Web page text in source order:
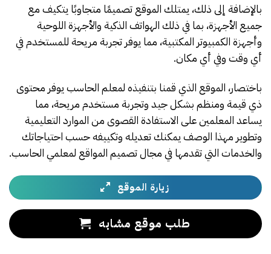
بالإضافة إلى ذلك، يمتلك الموقع تصميمًا متجاوبًا يتكيف مع
جميع الأجهزة، بما في ذلك الهواتف الذكية والأجهزة اللوحية
وأجهزة الكمبيوتر المكتبية، مما يوفر تجربة مريحة للمستخدم في
أي وقت وفي أي مكان.
باختصار، الموقع الذي قمنا بتنفيذه لمعلم الحاسب يوفر محتوى
ذي قيمة ومنظم بشكل جيد وتجربة مستخدم مريحة، مما
يساعد المعلمين على الاستفادة القصوى من الموارد التعليمية
وتطوير مهذا الوصف يمكنك تعديله وتكييفه حسب احتياجاتك
والخدمات التي تقدمها في مجال تصميم المواقع لمعلمي الحاسب.
زيارة الموقع
طلب موقع مشابه